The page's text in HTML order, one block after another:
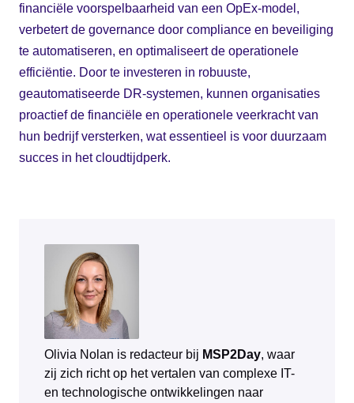
financiële voorspelbaarheid van een OpEx-model,
verbetert de governance door compliance en beveiliging
te automatiseren, en optimaliseert de operationele
efficiëntie. Door te investeren in robuuste,
geautomatiseerde DR-systemen, kunnen organisaties
proactief de financiële en operationele veerkracht van
hun bedrijf versterken, wat essentieel is voor duurzaam
succes in het cloudtijdperk.
Olivia Nolan is redacteur bij MSP2Day, waar
zij zich richt op het vertalen van complexe IT-
en technologische ontwikkelingen naar